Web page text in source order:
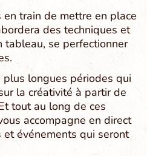
en train de mettre en place
des techniques et
tableau, se perfectionner
plus longues périodes qui
la créativité à partir de
tout au long de ces
accompagne en direct
événements qui seront